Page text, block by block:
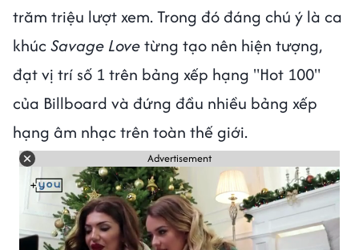
trăm triệu lượt xem. Trong đó đáng chú ý là ca
khúc Savage Lovetừng tạo nên hiện tượng,
đạt vị trí số 1 trên bảng xếp hạng "Hot 100"
của Billboard và đứng đầu nhiều bảng xếp
hạng âm nhạc trên toàn thế giới.
Advertisement